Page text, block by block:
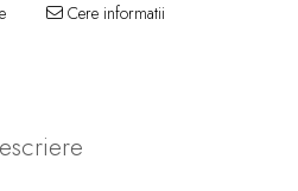
Cere informatii